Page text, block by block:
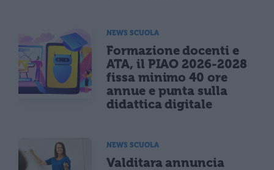
NEWS SCUOLA
Formazione docenti e
ATA, il PIAO 2026-2028
fissa minimo 40 ore
annue e punta sulla
didattica digitale
NEWS SCUOLA
Valditara annuncia